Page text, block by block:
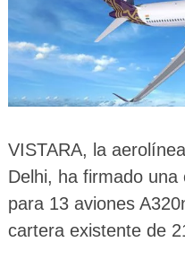
VISTARA, la
Delhi, ha firmado
para 13 aviones
cartera existente de